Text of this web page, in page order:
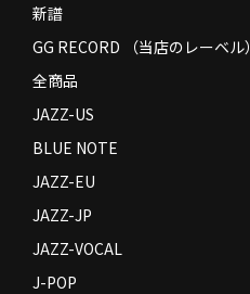
Contact
新譜
GG RECORD （当店のレーベル）
全商品
JAZZ-US
BLUE NOTE
JAZZ-EU
JAZZ-JP
JAZZ-VOCAL
J-POP